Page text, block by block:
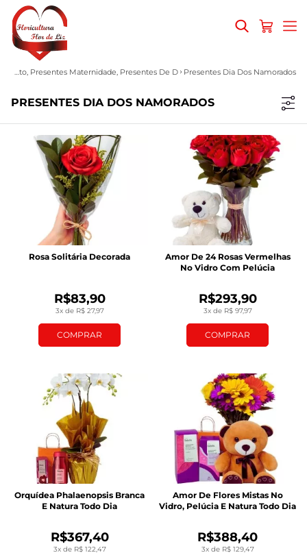
Presentes Dia Dos Namorados, Presentes Dia Das Mães, Presentes Para Amigos, Presentes De Aniversário, Condolências, Presentes Românticos, Presentes De Despedida, Presentes Dia Das Mulheres, Presentes De Agradecimento, Presentes Maternidade, Presentes De D Presentes Dia Dos Namorados
PRESENTES DIA DOS NAMORADOS
COMPRAR
3x de R$ 27,97
R$83,90
Rosa Solitária Decorada
COMPRAR
3x de R$ 97,97
R$293,90
Amor De 24 Rosas Vermelhas
No Vidro Com Pelúcia
3x de R$ 122,47
R$367,40
Orquídea Phalaenopsis Branca
E Natura Todo Dia
3x de R$ 129,47
R$388,40
Amor De Flores Mistas No
Vidro, Pelúcia E Natura Todo Dia